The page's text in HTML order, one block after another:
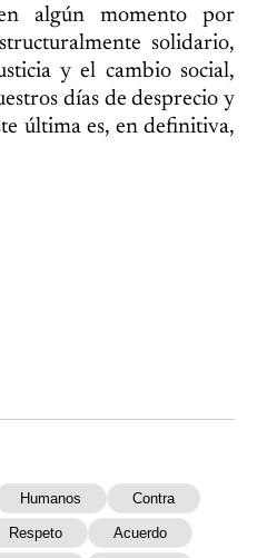
algún momento por
solidario,
y el cambio social,
días de desprecio y
última es, en definitiva,
Humanos Contra
Respeto Acuerdo